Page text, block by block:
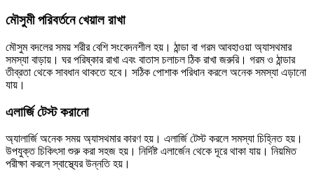
মৌসুমী পরিবর্তনে খেয়াল রাখা
মৌসুম বদলের সময় শরীর বেশি সংবেদনশীল হয়। ঠান্ডা বা গরম আবহাওয়া অ্যাসথমার
সমস্যা বাড়ায়। ঘর পরিষ্কার রাখা এবং বাতাস চলাচল ঠিক রাখা জরুরি। গরম ও ঠান্ডার
তীব্রতা থেকে সাবধান থাকতে হবে। সঠিক পোশাক পরিধান করলে অনেক সমস্যা এড়ানো
যায়।
এলার্জি টেস্ট করানো
অ্যালার্জি অনেক সময় অ্যাসথমার কারণ হয়। এলার্জি টেস্ট করলে সমস্যা চিহ্নিত হয়।
উপযুক্ত চিকিৎসা শুরু করা সহজ হয়। নির্দিষ্ট এলার্জেন থেকে দূরে থাকা যায়। নিয়মিত
পরীক্ষা করলে স্বাস্থ্যের উন্নতি হয়।